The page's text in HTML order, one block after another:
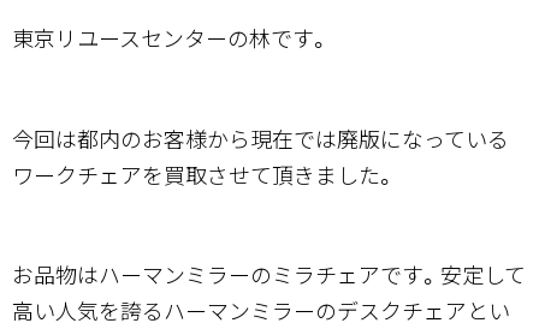
東京リユースセンターの林です。
今回は都内のお客様から現在では廃版になっている
ワークチェアを買取させて頂きました。
お品物はハーマンミラーのミラチェアです。安定して
高い人気を誇るハーマンミラーのデスクチェアとい